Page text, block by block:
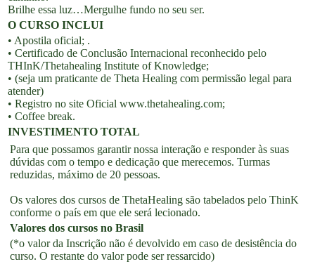
Brilhe essa luz…Mergulhe fundo no seu ser.
O CURSO INCLUI
• Apostila oficial; .
• Certificado de Conclusão Internacional reconhecido pelo
THInK/Thetahealing Institute of Knowledge;
• (seja um praticante de Theta Healing com permissão legal para
atender)
• Registro no site Oficial www.thetahealing.com;
• Coffee break.
INVESTIMENTO TOTAL
Para que possamos garantir nossa interação e responder às suas
dúvidas com o tempo e dedicação que merecemos. Turmas
reduzidas, máximo de 20 pessoas.
Os valores dos cursos de ThetaHealing são tabelados pelo ThinK
conforme o país em que ele será lecionado.
Valores dos cursos no Brasil
(*o valor da Inscrição não é devolvido em caso de desistência do
curso. O restante do valor pode ser ressarcido)